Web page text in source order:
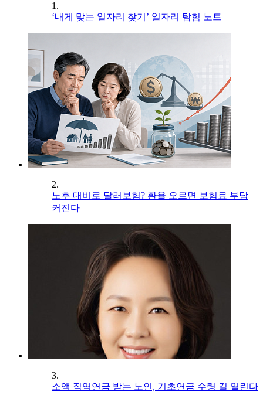
1.
‘내게 맞는 일자리 찾기’ 일자리 탐험 노트
2.
노후 대비로 달러보험? 환율 오르면 보험료 부담
커진다
3.
소액 직역연금 받는 노인, 기초연금 수령 길 열린다